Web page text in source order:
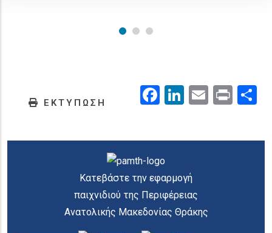
ΕΚΤΥΠΩΣΗ Facebook
LinkedIn
EmailPrint
Κατεβάστε την εφαρμογή
παιχνιδιού της Περιφέρειας
Ανατολικής Μακεδονίας Θράκης